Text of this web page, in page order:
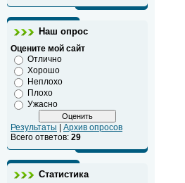
Наш опрос
Оцените мой сайт
Отлично
Хорошо
Неплохо
Плохо
Ужасно
Результаты
Архив опросов
Всего ответов: 29
Статистика